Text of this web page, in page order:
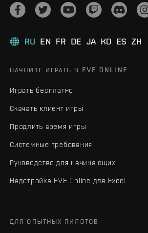
RU EN FR DE JA KO ES ZH
НАЧНИТЕ ИГРАТЬ В EVE ONLINE
Играть бесплатно
Скачать клиент игры
Продлить время игры
Системные требования
Руководство для начинающих
Надстройка EVE Online для Excel
ДЛЯ ОПЫТНЫХ ПИЛОТОВ